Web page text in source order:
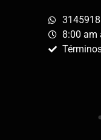
8:00 am